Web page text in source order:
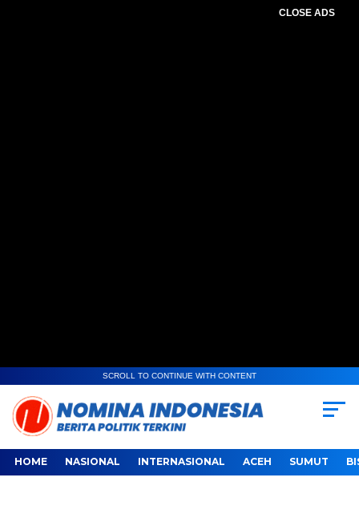
CLOSE ADS
SCROLL TO CONTINUE WITH CONTENT
HOME NASIONAL INTERNASIONAL ACEH SUMUT